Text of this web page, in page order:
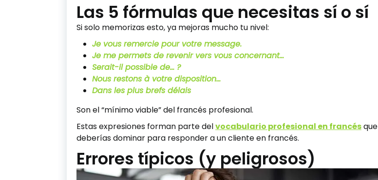
Las 5 fórmulas que necesitas sí o sí
Si solo memorizas esto, ya mejoras mucho tu nivel:
Je vous remercie pour votre message.
Je me permets de revenir vers vous concernant…
Serait-il possible de… ?
Nous restons à votre disposition…
Dans les plus brefs délais
Son el “mínimo viable” del francés profesional.
Estas expresiones forman parte delvocabulario profesional en francésque
deberías dominar para responder a un cliente en francés.
Errores típicos (y peligrosos)